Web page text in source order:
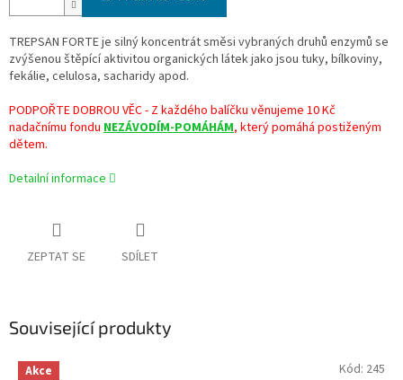
TREPSAN FORTE je silný koncentrát směsi vybraných druhů enzymů se
zvýšenou štěpící aktivitou organických látek jako jsou tuky, bílkoviny,
fekálie, celulosa, sacharidy apod.
PODPOŘTE DOBROU VĚC - Z každého balíčku věnujeme 10 Kč
nadačnímu fondu NEZÁVODÍM-POMÁHÁM, který pomáhá postiženým
dětem.
Detailní informace
ZEPTAT SE SDÍLET
Související produkty
Akce
Kód: 245